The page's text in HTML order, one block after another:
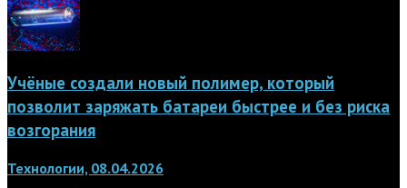
Учёные создали новый полимер, который
позволит заряжать батареи быстрее и без риска
возгорания
Технологии, 08.04.2026